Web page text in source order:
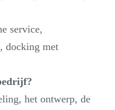
service,
docking met
het ontwerp, de